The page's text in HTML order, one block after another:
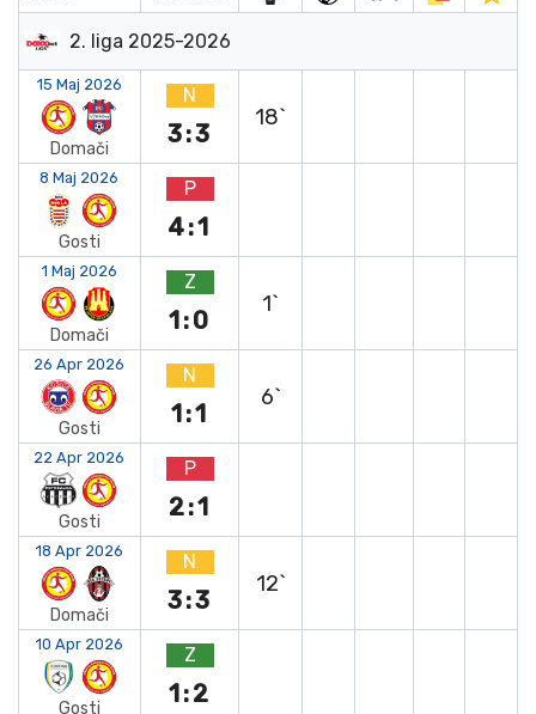
2. liga 2025-2026
15 Maj 2026
Domači
N
3:3
18`
8 Maj 2026
Gosti
P
4:1
1 Maj 2026
Domači
Z
1:0
1`
26 Apr 2026
Gosti
N
1:1
6`
22 Apr 2026
Gosti
P
2:1
18 Apr 2026
Domači
N
3:3
12`
10 Apr 2026
Gosti
Z
1:2